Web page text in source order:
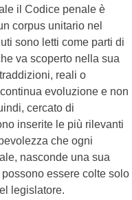
il Codice penale è
corpus unitario nel
sono letti come parti di
va scoperto nella sua
reali o
evoluzione e non
cercato di
inserite le più rilevanti
che ogni
nasconde una sua
essere colte solo
legislatore.